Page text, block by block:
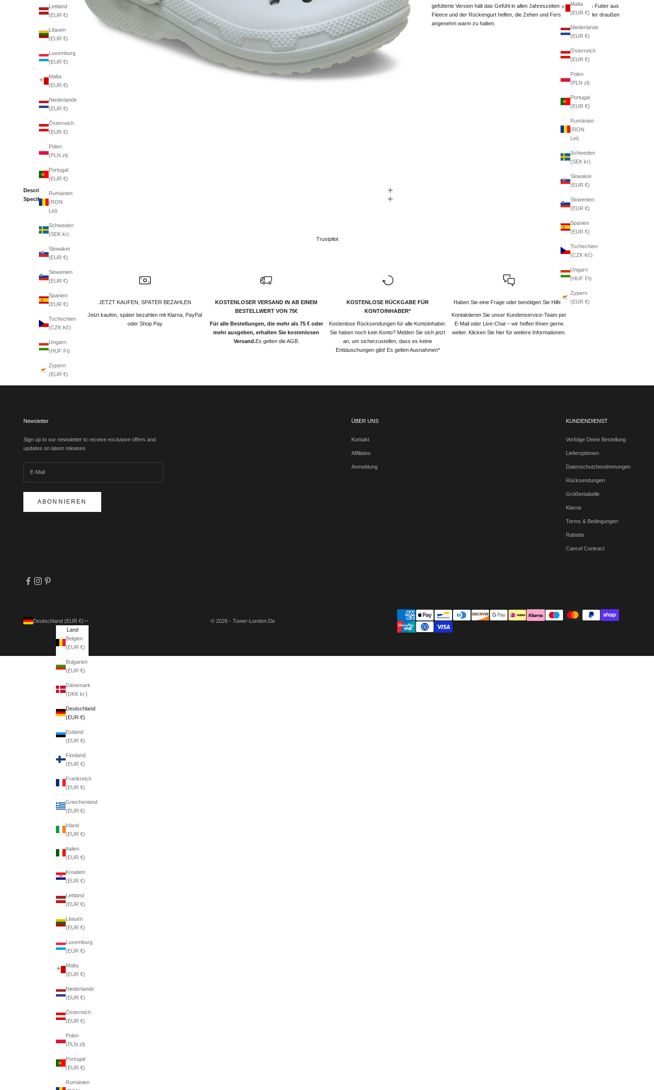
Malta
(EUR €)
Niederlande
(EUR €)
Österreich
(EUR €)
Polen
(PLN zł)
Portugal
(EUR €)
Rumänien
(RON
Lei)
Schweden
(SEK kr)
Slowakei
(EUR €)
Slowenien
(EUR €)
Spanien
(EUR €)
Tschechien
(CZK Kč)
Ungarn
(HUF Ft)
Zypern
(EUR €)
Lettland
(EUR €)
Litauen
(EUR €)
Luxemburg
(EUR €)
Malta
(EUR €)
Niederlande
(EUR €)
Österreich
(EUR €)
Polen
(PLN zł)
Portugal
(EUR €)
Rumänien
(RON
Lei)
Schweden
(SEK kr)
Slowakei
(EUR €)
Slowenien
(EUR €)
Spanien
(EUR €)
Tschechien
(CZK Kč)
Ungarn
(HUF Ft)
Zypern
(EUR €)
gefütterte Version hält das Gefühl in allen Jahreszeiten aufrecht. Das Futter aus
Fleece und der Rückengurt helfen, die Zehen und Fersen drinnen oder draußen
angenehm warm zu halten.
Description
Specifications
Trustpilot
JETZT KAUFEN, SPÄTER BEZAHLEN
Jetzt kaufen, später bezahlen mit Klarna, PayPal
oder Shop Pay
KOSTENLOSER VERSAND IN AB EINEM
BESTELLWERT VON 75€
Für alle Bestellungen, die mehr als 75 € oder
mehr ausgeben, erhalten Sie kostenlosen
Versand.Es gelten die AGB.
KOSTENLOSE RÜCKGABE FÜR
KONTOINHABER*
Kostenlose Rücksendungen für alle Kontoinhaber.
Sie haben noch kein Konto? Melden Sie sich jetzt
an, um sicherzustellen, dass es keine
Enttäuschungen gibt! Es gelten Ausnahmen*
Haben Sie eine Frage oder benötigen Sie Hilfe?
Kontaktieren Sie unser Kundenservice-Team per
E-Mail oder Live-Chat – wir helfen Ihnen gerne
weiter. Klicken Sie hier für weitere Informationen.
Newsletter
Sign up to our newsletter to receive exclusive offers and
updates on latest releases
ABONNIEREN
ÜBER UNS
Kontakt
Affiliates
Anmeldung
KUNDENDIENST
Verfolge Deine Bestellung
Lieferoptionen
Datenschutzbestimmungen
Rücksendungen
Größentabelle
Klarna
Terms & Bedingungen
Rabatte
Cancel Contract
Deutschland (EUR €)
Land
Belgien
(EUR €)
Bulgarien
(EUR €)
Dänemark
(DKK kr.)
Deutschland
(EUR €)
Estland
(EUR €)
Finnland
(EUR €)
Frankreich
(EUR €)
Griechenland
(EUR €)
Irland
(EUR €)
Italien
(EUR €)
Kroatien
(EUR €)
Lettland
(EUR €)
Litauen
(EUR €)
Luxemburg
(EUR €)
Malta
(EUR €)
Niederlande
(EUR €)
Österreich
(EUR €)
Polen
(PLN zł)
Portugal
(EUR €)
Rumänien
© 2026 - Tower-London.De